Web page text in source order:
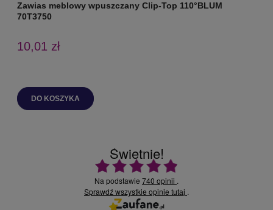
Zawias meblowy wpuszczany Clip-Top 110°BLUM
70T3750
10,01 zł
DO KOSZYKA
Świetnie!
Ocena średnia 4.9 na 5
Na podstawie 740 opinii .
Sprawdź wszystkie opinie tutaj .